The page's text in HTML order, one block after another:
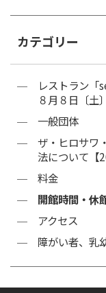
カテゴリー
レストラン「
８月８日〔土
一般団体
ザ・ヒロサワ
法について【
料金
開館時間・休
アクセス
障がい者、乳